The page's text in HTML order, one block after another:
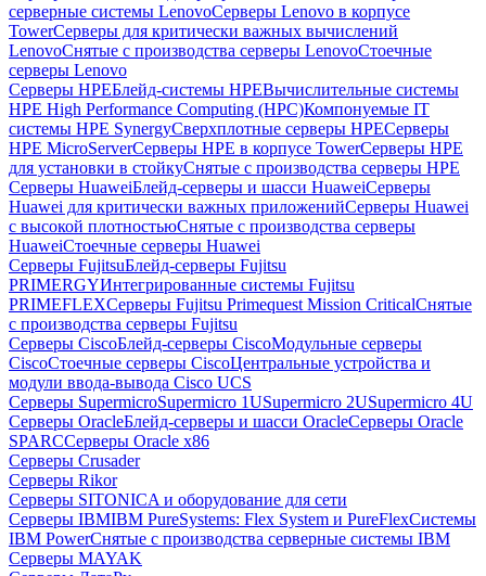
серверные системы LenovoСерверы Lenovo в корпусе
TowerСерверы для критически важных вычислений
LenovoСнятые с производства серверы LenovoСтоечные
серверы Lenovo
Серверы HPEБлейд-системы HPEВычислительные системы
HPE High Performance Computing (HPC)Компонуемые IT
системы HPE SynergyСверхплотные серверы HPEСерверы
HPE MicroServerСерверы HPE в корпусе TowerСерверы HPE
для установки в стойкуСнятые с производства серверы HPE
Серверы HuaweiБлейд-серверы и шасси HuaweiСерверы
Huawei для критически важных приложенийСерверы Huawei
с высокой плотностьюСнятые с производства серверы
HuaweiСтоечные серверы Huawei
Серверы FujitsuБлейд-серверы Fujitsu
PRIMERGYИнтегрированные системы Fujitsu
PRIMEFLEXСерверы Fujitsu Primequest Mission CriticalСнятые
с производства серверы Fujitsu
Серверы CiscoБлейд-серверы CiscoМодульные серверы
CiscoСтоечные серверы CiscoЦентральные устройства и
модули ввода-вывода Cisco UCS
Серверы SupermicroSupermicro 1USupermicro 2USupermicro 4U
Серверы OracleБлейд-серверы и шасси OracleСерверы Oracle
SPARCСерверы Oracle x86
Серверы Crusader
Серверы Rikor
Серверы SITONICA и оборудование для сети
Серверы IBMIBM PureSystems: Flex System и PureFlexСистемы
IBM PowerСнятые с производства серверные системы IBM
Серверы MAYAK